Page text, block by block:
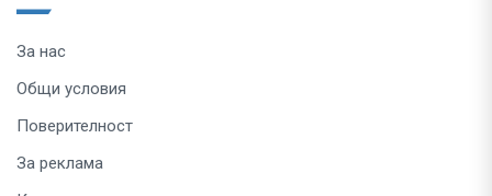
За нас
Общи условия
Поверителност
За реклама